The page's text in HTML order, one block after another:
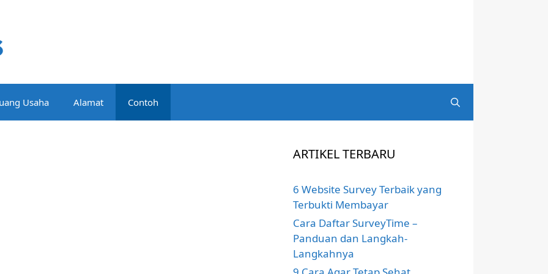
Usaha Alamat Contoh
ARTIKEL TERBARU
6 Website Survey Terbaik yang
Terbukti Membayar
Cara Daftar SurveyTime –
Panduan dan Langkah-
Langkahnya